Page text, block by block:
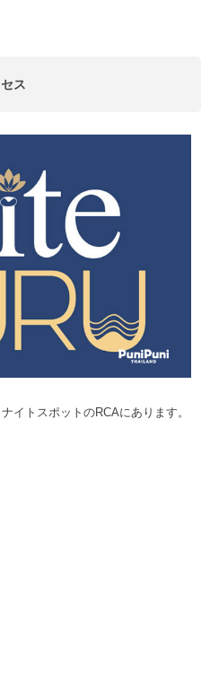
ス
イトスポットのRCAにあります。